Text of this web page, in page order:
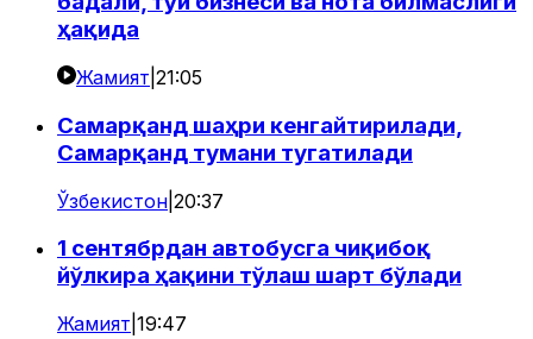
ҳақида
Жамият 21:05
Самарқанд шаҳри кенгайтирилади,
Самарқанд тумани тугатилади
Ўзбекистон 20:37
1 сентябрдан автобусга чиқибоқ
йўлкира ҳақини тўлаш шарт бўлади
Жамият 19:47